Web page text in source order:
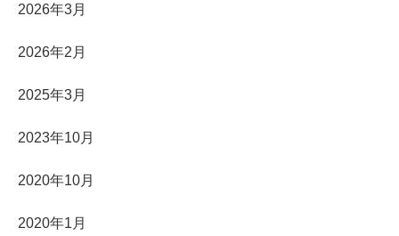
2026年3月
2026年2月
2025年3月
2023年10月
2020年10月
2020年1月